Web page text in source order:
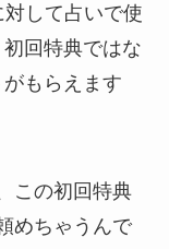
して占いで使
回特典ではな
もらえます
この初回特典
めちゃうんで